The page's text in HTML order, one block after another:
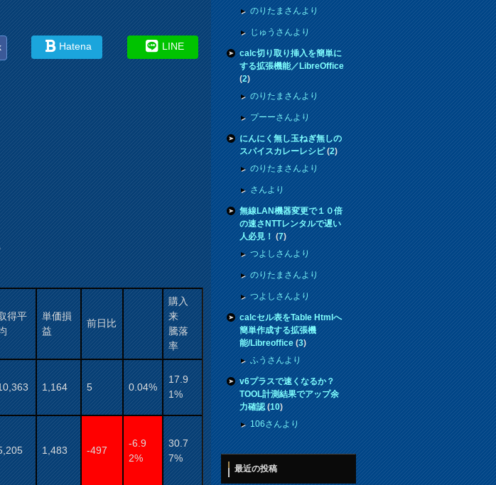
Hatena LINE
得平
単価損
益
前日比
購入
来
騰落
率
1,164 5 0.04%
17.9
1%
1,483 -497
-6.9
2%
30.7
7%
のりたまさんより
じゅうさんより
calc切り取り挿入を簡単に
する拡張機能／LibreOffice
(2)
のりたまさんより
プーーさんより
にんにく無し玉ねぎ無しの
スパイスカレーレシピ(2)
のりたまさんより
さんより
無線LAN機器変更で１０倍
の速さNTTレンタルで遅い
人必見！(7)
つよしさんより
のりたまさんより
つよしさんより
calcセル表をTable Htmlへ
簡単作成する拡張機
能/Libreoffice(3)
ふうさんより
v6プラスで速くなるか？
TOOL計測結果でアップ余
力確認(10)
106さんより
最近の投稿